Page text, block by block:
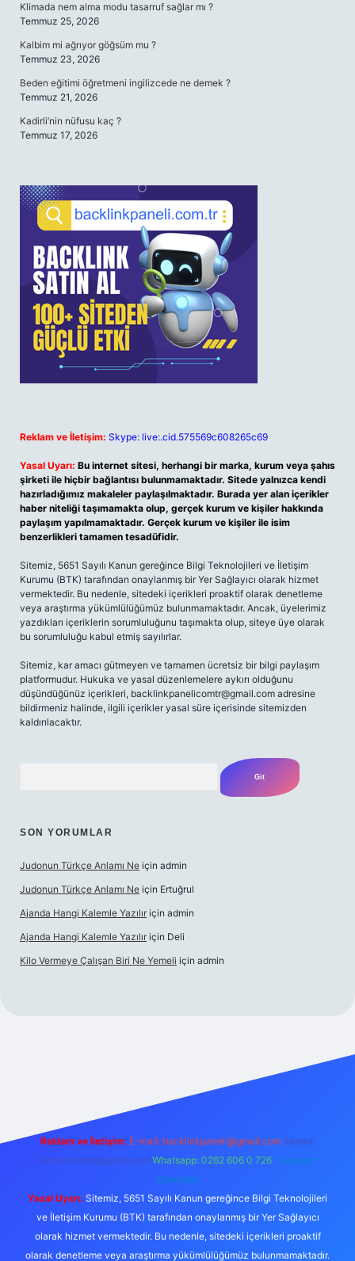
Klimada nem alma modu tasarruf sağlar mı ?
Temmuz 25, 2026
Kalbim mi ağrıyor göğsüm mu ?
Temmuz 23, 2026
Beden eğitimi öğretmeni ingilizcede ne demek ?
Temmuz 21, 2026
Kadirli’nin nüfusu kaç ?
Temmuz 17, 2026
Reklam ve İletişim: Skype: live:.cid.575569c608265c69
Yasal Uyarı: Bu internet sitesi, herhangi bir marka, kurum veya şahıs
şirketi ile hiçbir bağlantısı bulunmamaktadır. Sitede yalnızca kendi
hazırladığımız makaleler paylaşılmaktadır. Burada yer alan içerikler
haber niteliği taşımamakta olup, gerçek kurum ve kişiler hakkında
paylaşım yapılmamaktadır. Gerçek kurum ve kişiler ile isim
benzerlikleri tamamen tesadüfidir.
Sitemiz, 5651 Sayılı Kanun gereğince Bilgi Teknolojileri ve İletişim
Kurumu (BTK) tarafından onaylanmış bir Yer Sağlayıcı olarak hizmet
vermektedir. Bu nedenle, sitedeki içerikleri proaktif olarak denetleme
veya araştırma yükümlülüğümüz bulunmamaktadır. Ancak, üyelerimiz
yazdıkları içeriklerin sorumluluğunu taşımakta olup, siteye üye olarak
bu sorumluluğu kabul etmiş sayılırlar.
Sitemiz, kar amacı gütmeyen ve tamamen ücretsiz bir bilgi paylaşım
platformudur. Hukuka ve yasal düzenlemelere aykırı olduğunu
düşündüğünüz içerikleri, backlinkpanelicomtr@gmail.com adresine
bildirmeniz halinde, ilgili içerikler yasal süre içerisinde sitemizden
kaldırılacaktır.
SON YORUMLAR
Judonun Türkçe Anlamı Ne için admin
Judonun Türkçe Anlamı Ne için Ertuğrul
Ajanda Hangi Kalemle Yazılır için admin
Ajanda Hangi Kalemle Yazılır için Deli
Kilo Vermeye Çalışan Biri Ne Yemeli için admin
Reklam ve İletişim: E-mail: backlinkpaneli@gmail.com Teams:
forumhizmeti@gmail.com Whatsapp: 0262 606 0 726 Telegram:
@karabul
Yasal Uyarı: Sitemiz, 5651 Sayılı Kanun gereğince Bilgi Teknolojileri
ve İletişim Kurumu (BTK) tarafından onaylanmış bir Yer Sağlayıcı
olarak hizmet vermektedir. Bu nedenle, sitedeki içerikleri proaktif
olarak denetleme veya araştırma yükümlülüğümüz bulunmamaktadır.